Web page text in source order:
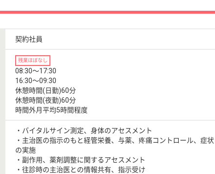
契約社員
残業ほぼなし
08:30〜17:30
16:30〜09:30
休憩時間(日勤)60分
休憩時間(夜勤)60分
時間外月平均5時間程度
・バイタルサイン測定、身体のアセスメント
・主治医の指示のもと経管栄養、与薬、疼痛コントロール、症
の実施
・副作用、薬剤調整に関するアセスメント
・往診時の主治医との情報共有、指示受け